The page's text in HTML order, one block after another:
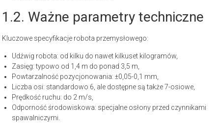
1.2. Ważne parametry techniczne
Kluczowe specyfikacje robota przemysłowego:
Udźwig robota: od kilku do nawet kilkuset kilogramów,
Zasięg: typowo od 1,4 m do ponad 3,5 m,
Powtarzalność pozycjonowania: ±0,05-0,1 mm,
Liczba osi: standardowo 6, ale dostępne są także 7-osiowe,
Prędkość ruchu: do 2 m/s,
Odporność środowiskowa: specjalne osłony przed czynnikami
spawalniczymi.